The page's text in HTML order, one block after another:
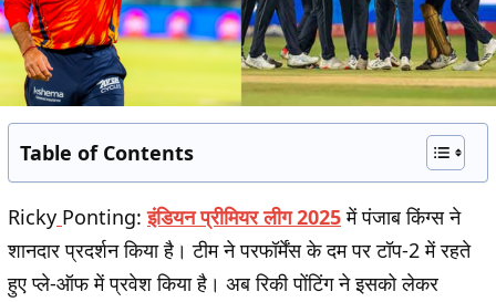
Table of Contents
Ricky Ponting:इंडियन प्रीमियर लीग 2025में पंजाब किंग्स ने
शानदार प्रदर्शन किया है। टीम ने परफॉर्मेंस के दम पर टॉप-2 में रहते
हुए प्ले-ऑफ में प्रवेश किया है। अब रिकी पोंटिंग ने इसको लेकर